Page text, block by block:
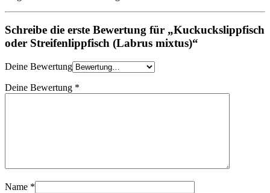
Schreibe die erste Bewertung für „Kuckuckslippfisch
oder Streifenlippfisch (Labrus mixtus)“
Deine Bewertung
Deine Bewertung *
Name *